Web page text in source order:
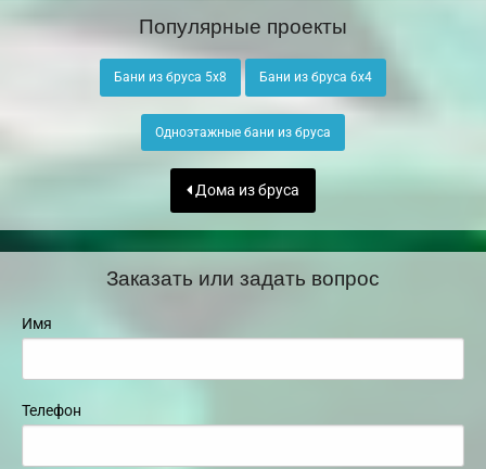
Популярные проекты
Бани из бруса 5х8 Бани из бруса 6х4
Одноэтажные бани из бруса
Дома из бруса
Заказать или задать вопрос
Имя
Телефон